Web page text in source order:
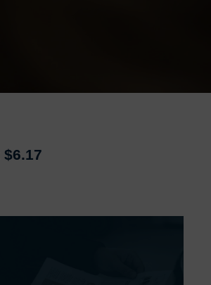
$6.17